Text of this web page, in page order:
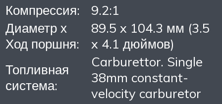
Компрессия:
9.2:1
Диаметр х
Ход поршня:
89.5 x 104.3 мм (3.5
x 4.1 дюймов)
Топливная
система:
Carburettor. Single
38mm constant-
velocity carburetor